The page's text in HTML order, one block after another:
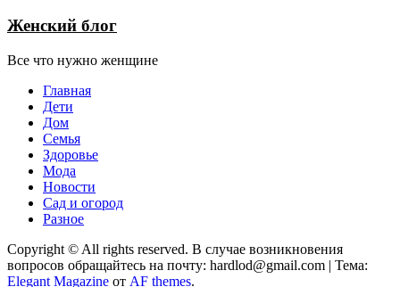
Женский блог
Все что нужно женщине
Главная
Дети
Дом
Семья
Здоровье
Мода
Новости
Сад и огород
Разное
Copyright © All rights reserved. В случае возникновения
вопросов обращайтесь на почту: hardlod@gmail.com | Тема:
Elegant Magazine от AF themes.